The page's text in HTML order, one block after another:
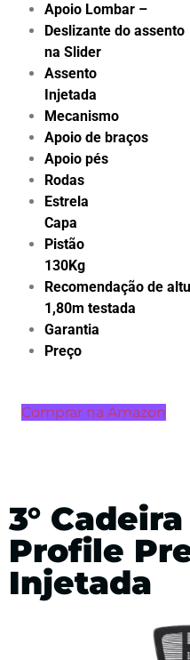
Apoio
Deslizante do
na Slider
Injetada
Apoio de
Apoio
Estrela
Capa
Pistão
130Kg
Recomendação
1,80m testada
Garantia
Preço
Comprar na Amazon
3°
Profile
Injetada